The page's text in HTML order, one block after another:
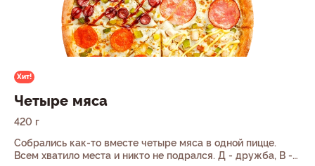
Хит!
Четыре мяса
420 г
Собрались как-то вместе четыре мяса в одной пицце.
Всем хватило места и никто не подрался. Д - дружба, В -